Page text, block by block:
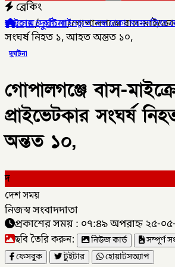
ব্রেকিং
বন্ধ ঢাকা-ময়মনসিংহ রেল যোগা যোগ।✦
হোম/দুর্ঘটনা/গোপালগঞ্জে বাস-
সংঘর্ষ নিহত ১, আহত অন্তত ১০,
দুর্ঘটনা
গোপালগঞ্জে বাস-
প্রাইভেটকার সংঘর্ষ
অন্তত ১০,
দ
দেশ সময়
নিজস্ব সংবাদদাতা
প্রকাশের সময় : ০৭:৪৯ অপরাহ্ন ২৫-
ছবি তৈরি করুন: নিউজ কার্ড
সম্পূর্ণ
ফেসবুক
টুইটার হোয়াটসঅ্যাপ